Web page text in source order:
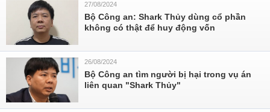
27/08/2024
Bộ Công an: Shark Thủy dùng cổ phần
không có thật để huy động vốn
26/08/2024
Bộ Công an tìm người bị hại trong vụ án
liên quan "Shark Thủy"